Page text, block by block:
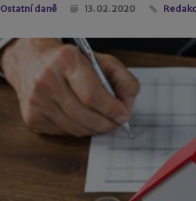
Ostatní daně 13. 02. 2020